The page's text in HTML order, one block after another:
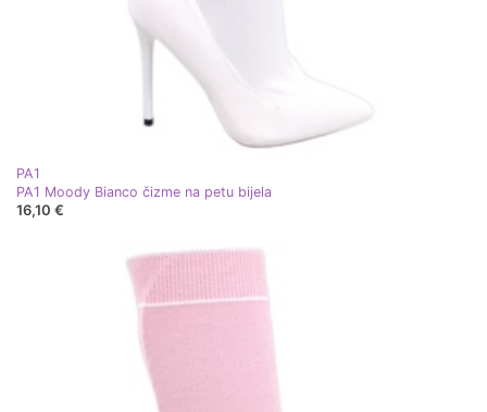
PA1
PA1 Moody Bianco čizme na petu bijela
16,10 €